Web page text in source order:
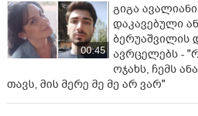
00:45
გიგა
დაკავებული
ბერუაშვილის
ავრცელებს -
ოჯახს, ჩემს
თავს, მის მერე მე მე არ ვარ"